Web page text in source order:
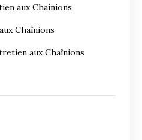
aux Chaînions
Chaînions
aux Chaînions